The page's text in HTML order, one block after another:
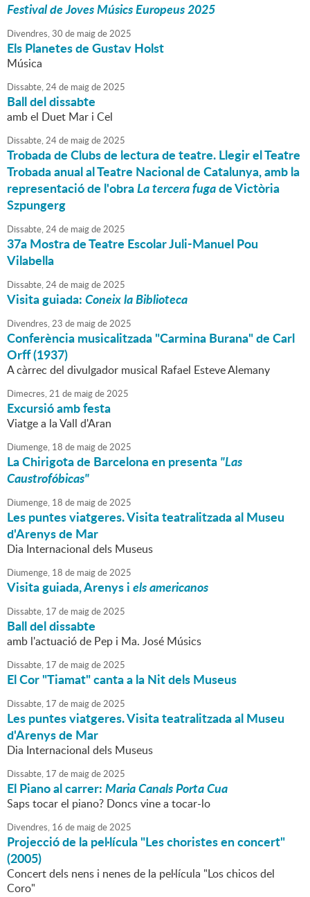
Festival de Joves Músics Europeus 2025
Divendres,30 de maigde2025
Els Planetes de Gustav Holst
Música
Dissabte,24de maigde2025
Ball del dissabte
amb el Duet Mar i Cel
Dissabte,24de maigde2025
Trobada de Clubs de lectura de teatre. Llegir el Teatre
Trobada anual al Teatre Nacional de Catalunya, amb la
representació de l'obraLa tercera fugade Victòria
Szpungerg
Dissabte,24de maigde2025
37a Mostra de Teatre Escolar Juli-Manuel Pou
Vilabella
Dissabte,24de maigde2025
Visita guiada:Coneix la Biblioteca
Divendres,23 de maigde2025
Conferència musicalitzada "Carmina Burana" de Carl
Orff (1937)
A càrrec del divulgador musical Rafael Esteve Alemany
Dimecres,21 de maigde2025
Excursió amb festa
Viatge a la Vall d'Aran
Diumenge, 18 de maigde2025
La Chirigota de Barcelona en presenta"Las
Caustrofóbicas"
Diumenge, 18 de maigde2025
Les puntes viatgeres. Visita teatralitzada al Museu
d'Arenys de Mar
Dia Internacional dels Museus
Diumenge, 18 de maigde2025
Visita guiada, Arenys ielsamericanos
Dissabte, 17 de maigde2025
Ball del dissabte
amb l'actuació de Pep i Ma. José Músics
Dissabte, 17 de maigde2025
El Cor "Tiamat" canta a la Nit dels Museus
Dissabte, 17 de maigde2025
Les puntes viatgeres. Visita teatralitzada al Museu
d'Arenys de Mar
Dia Internacional dels Museus
Dissabte, 17 de maigde2025
El Piano al carrer:Maria Canals Porta Cua
Saps tocar el piano? Doncs vine a tocar-lo
Divendres, 16 de maigde2025
Projecció de la pel·lícula "Les choristes en concert"
(2005)
Concert dels nens i nenes de la pel·lícula "Los chicos del
Coro"